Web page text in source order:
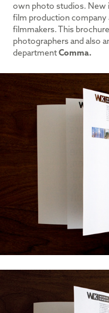
own photo studios. New
film production company
filmmakers. This
photographers and also
departmentComma.